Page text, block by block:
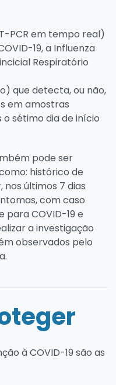
PCR em tempo real)
19, a Influenza
Respiratório
que detecta, ou não,
em amostras
sétimo dia de início
pode ser
histórico de
últimos 7 dias
com caso
COVID-19 e
a investigação
observados pelo
à COVID-19 são as